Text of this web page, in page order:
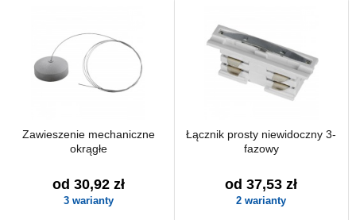
Zawieszenie mechaniczne
okrągłe
od 30,92 zł
3 warianty
Łącznik prosty niewidoczny 3-
fazowy
od 37,53 zł
2 warianty